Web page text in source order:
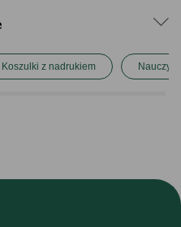
Koszulki z nadrukiem